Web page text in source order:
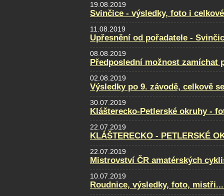
19.08.2019
Svinčice - výsledky, foto i
11.08.2019
Upřesnění od pořadatele -
08.08.2019
Předposlední možnost zamíchat
02.08.2019
Výsledky po 9. závodě, celkově
30.07.2019
Klášterecko-Petlerské okruhy -
22.07.2019
KLÁŠTERECKO - PETLERSKÉ
22.07.2019
Mistrovství ČR amatérských
10.07.2019
Roudnice, výsledky, foto,